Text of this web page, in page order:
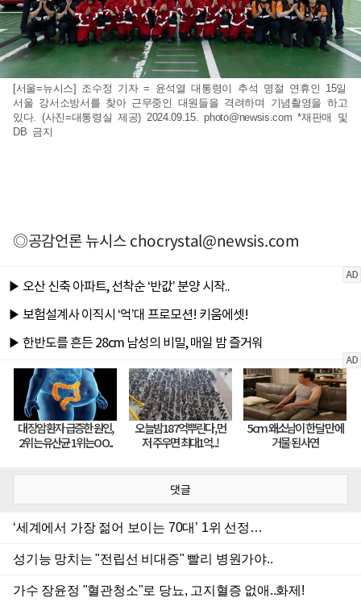
[서울=뉴시스] 조수정 기자 = 윤석열 대통령이 추석 명절 연휴인 15일
서울 강서소방서를 찾아 근무중인 대원들을 격려하며 기념촬영을 하고
있다. (사진=대통령실 제공) 2024.09.15.photo@newsis.com *재판매 및
DB 금지
◎공감언론 뉴시스chocrystal@newsis.com
댓글